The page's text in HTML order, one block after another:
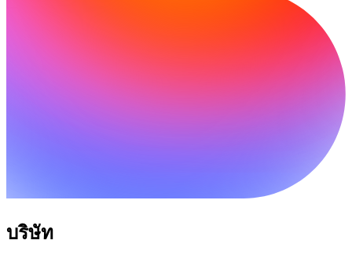
บริษัท